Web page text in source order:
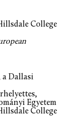
College
a Dallasi
Egyetem
College